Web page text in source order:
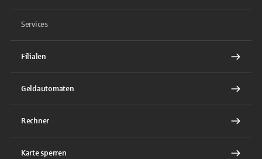
Services
Filialen
Geldautomaten
Rechner
Karte sperren